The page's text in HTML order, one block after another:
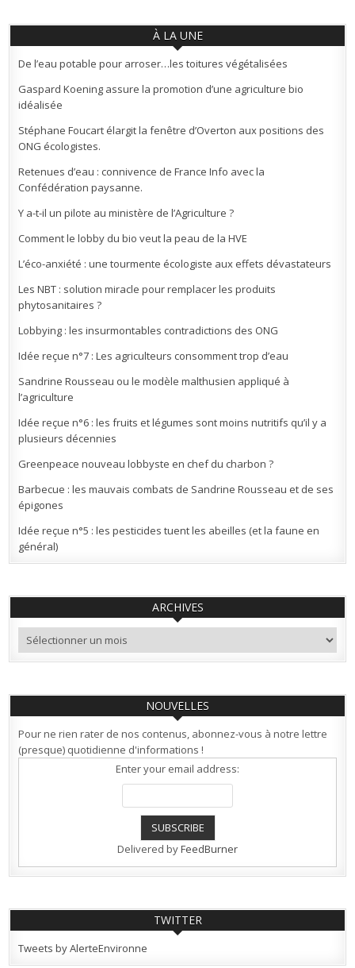
À LA UNE
De l’eau potable pour arroser…les toitures végétalisées
Gaspard Koening assure la promotion d’une agriculture bio
idéalisée
Stéphane Foucart élargit la fenêtre d’Overton aux positions des
ONG écologistes.
Retenues d’eau : connivence de France Info avec la
Confédération paysanne.
Y a-t-il un pilote au ministère de l’Agriculture ?
Comment le lobby du bio veut la peau de la HVE
L’éco-anxiété : une tourmente écologiste aux effets dévastateurs
Les NBT : solution miracle pour remplacer les produits
phytosanitaires ?
Lobbying : les insurmontables contradictions des ONG
Idée reçue n°7 : Les agriculteurs consomment trop d’eau
Sandrine Rousseau ou le modèle malthusien appliqué à
l’agriculture
Idée reçue n°6 : les fruits et légumes sont moins nutritifs qu’il y a
plusieurs décennies
Greenpeace nouveau lobbyste en chef du charbon ?
Barbecue : les mauvais combats de Sandrine Rousseau et de ses
épigones
Idée reçue n°5 : les pesticides tuent les abeilles (et la faune en
général)
ARCHIVES
Archives
NOUVELLES
Pour ne rien rater de nos contenus, abonnez-vous à notre lettre
(presque) quotidienne d'informations !
Enter your email address:
Delivered byFeedBurner
TWITTER
Tweets by AlerteEnvironne